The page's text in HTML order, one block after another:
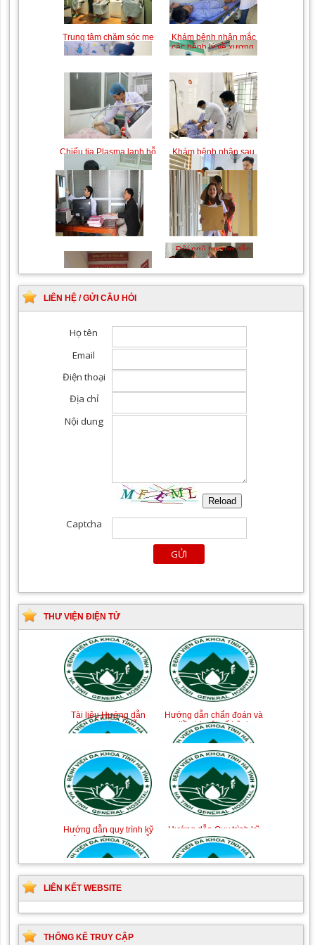
Trung tâm chăm sóc mẹ
bầu và sau sinh
Khám bệnh nhân mắc
các bệnh lý về xương,
khớp
Chiếu tia Plasma lạnh hỗ
trợ điều trị vết thương
Khám bệnh nhân sau
phẫu thuật
Khám Ngoại khoa
Đội ngũ hướng dẫn
chuyên nghiệp, tận tình
LIÊN HỆ / GỬI CÂU HỎI
THƯ VIỆN ĐIỆN TỬ
Tài liệu Hướng dẫn
phòng ngừa nhiễm
khuẩn vết mổ
Hướng dẫn chẩn đoán và
điều trị một số bệnh
truyền nhiễm
Hướng dẫn quy trình kỹ
thuật Chuyên khoa Phẫu
thuật Tiết niệu
Hướng dẫn Quy trình kỹ
thuật Nhi khoa
LIÊN KẾT WEBSITE
THỐNG KÊ TRUY CẬP